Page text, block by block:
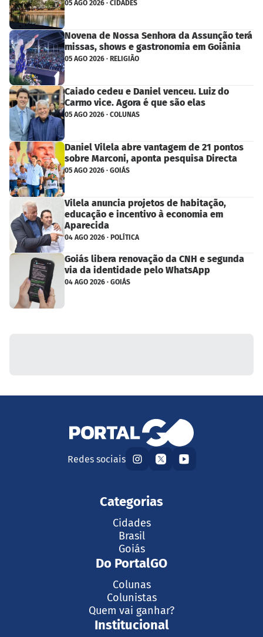
05 AGO 2026 · CIDADES
Novena de Nossa Senhora da Assunção terá
missas, shows e gastronomia em Goiânia
05 AGO 2026 · RELIGIÃO
Caiado cedeu e Daniel venceu. Luiz do
Carmo vice. Agora é que são elas
05 AGO 2026 · COLUNAS
Daniel Vilela abre vantagem de 21 pontos
sobre Marconi, aponta pesquisa Directa
05 AGO 2026 · GOIÁS
Vilela anuncia projetos de habitação,
educação e incentivo à economia em
Aparecida
04 AGO 2026 · POLÍTICA
Goiás libera renovação da CNH e segunda
via da identidade pelo WhatsApp
04 AGO 2026 · GOIÁS
Redes sociais
Categorias
Cidades
Brasil
Goiás
Do PortalGO
Colunas
Colunistas
Quem vai ganhar?
Institucional